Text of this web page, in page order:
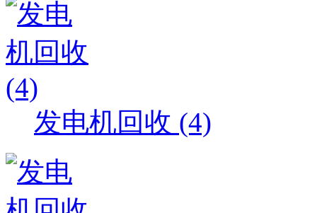
发电机回收 (4)